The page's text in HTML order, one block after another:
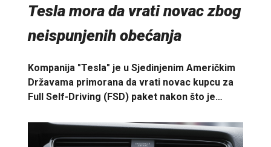
Tesla mora da vrati novac zbog
neispunjenih obećanja
Kompanija "Tesla" je u Sjedinjenim Američkim
Državama primorana da vrati novac kupcu za
Full Self-Driving (FSD) paket nakon što je…